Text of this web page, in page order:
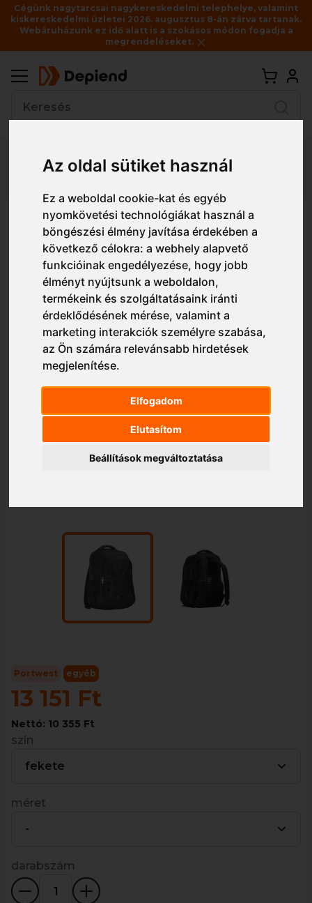
Az oldal sütiket használ
Ez a weboldal cookie-kat és egyéb
nyomkövetési technológiákat használ a
böngészési élmény javítása érdekében a
következő célokra:a webhely alapvető
funkcióinak engedélyezése, hogy jobb
élményt nyújtsunk a weboldalon,
termékeink és szolgáltatásaink iránti
érdeklődésének mérése, valamint a
marketing interakciók személyre szabása,
az Ön számára relevánsabb hirdetések
megjelenítése.
Elfogadom
Elutasítom
Beállítások megváltoztatása
Cégünk nagytarcsai nagykereskedelmi telephelye, valamint
kiskereskedelmi üzletei 2026. augusztus 8-án zárva tartanak.
Webáruházunk ez idő alatt is a szokásos módon fogadja a
megrendeléseket.
Részletes nézet Egyszerű nézet
B916 Portwest Három rekeszes
hátizsák
Portwest egyéb
13 151 Ft
Nettó: 10 355 Ft
szín
fekete
méret
-
darabszám